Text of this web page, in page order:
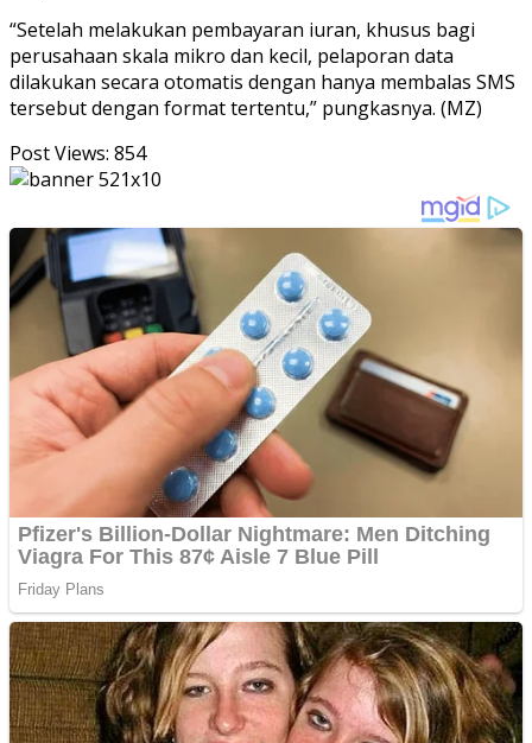
“Setelah melakukan pembayaran iuran, khusus bagi
perusahaan skala mikro dan kecil, pelaporan data
dilakukan secara otomatis dengan hanya membalas SMS
tersebut dengan format tertentu,” pungkasnya. (MZ)
Post Views: 854